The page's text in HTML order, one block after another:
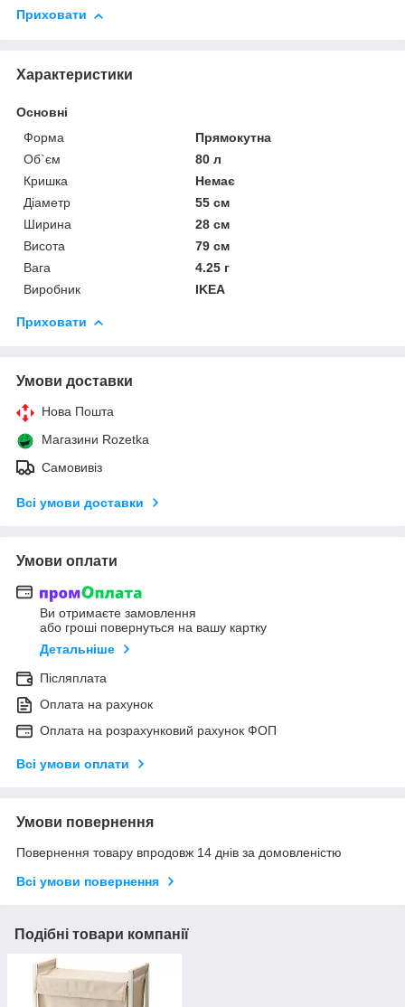
Приховати
Характеристики
Основні
Форма
Прямокутна
Об`єм
80 л
Кришка
Немає
Діаметр
55 см
Ширина
28 см
Висота
79 см
Вага
4.25 г
Виробник
IKEA
Приховати
Умови доставки
Нова Пошта
Магазини Rozetka
Самовивіз
Всі умови доставки
Умови оплати
Ви отримаєте замовлення
або гроші повернуться на вашу картку
Детальніше
Післяплата
Оплата на рахунок
Оплата на розрахунковий рахунок ФОП
Всі умови оплати
Умови повернення
Повернення товару впродовж 14 днів за домовленістю
Всі умови повернення
Подібні товари компанії